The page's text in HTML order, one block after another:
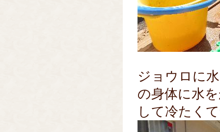
ジョウロに
の身体に水
して冷たく